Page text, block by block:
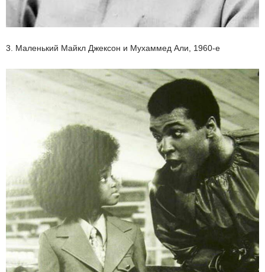
3. Маленький Майкл Джексон и Мухаммед Али, 1960-е